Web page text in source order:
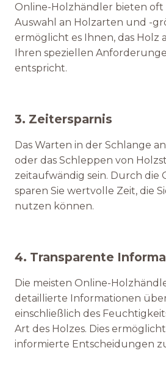
Online-Holzhändler bieten oft
Auswahl an Holzarten und -
ermöglicht es Ihnen, das Holz
Ihren speziellen
entspricht.
3. Zeitersparnis
Das Warten in der Schlange
oder das Schleppen von
zeitaufwändig sein. Durch die
sparen Sie wertvolle Zeit, die
nutzen können.
4. Transparente
Die meisten Online-
detaillierte Informationen
einschließlich des
Art des Holzes. Dies
informierte Entscheidungen